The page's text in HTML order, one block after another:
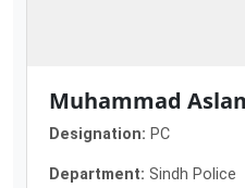
Muhammad
Designation: PC
Department: Sindh Police